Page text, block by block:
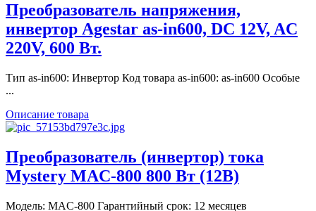
Преобразователь напряжения,
инвертор Agestar as-in600, DC 12V, AC
220V, 600 Вт.
Тип as-in600: Инвертор Код товара as-in600: as-in600 Особые
...
Описание товара
Преобразователь (инвертор) тока
Mystery MAC-800 800 Вт (12В)
Модель: MAC-800 Гарантийный срок: 12 месяцев